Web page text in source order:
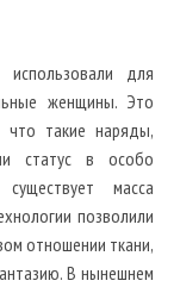
для
женщины. Это
что такие наряды,
статус в особо
масса
позволили
отношении ткани,
В нынешнем